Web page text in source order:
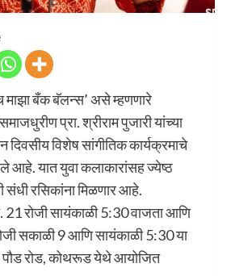
माझा बँक बॅलन्स‌’ असे म्हणणारे
समाजधुरीण प्रा. श्रीराम पुजारी यांच्या
दिवसीय विशेष सांगीतिक कार्यक्रमाचे
यात युवा कलाकारांसह ज्येष्ठ
संधी रसिकांना मिळणार आहे.
21 रोजी सायंकाळी 5:30 वाजता आणि
सकाळी 9 आणि सायंकाळी 5:30 या
पौड रोड, कोथरूड येथे आयोजित